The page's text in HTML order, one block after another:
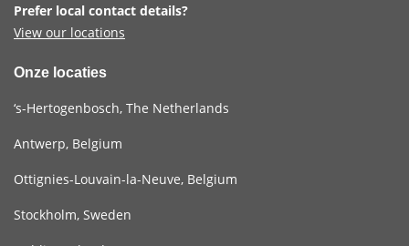
Prefer local contact details?
View our locations
Onze locaties
‘s-Hertogenbosch, The Netherlands
Antwerp, Belgium
Ottignies-Louvain-la-Neuve, Belgium
Stockholm, Sweden